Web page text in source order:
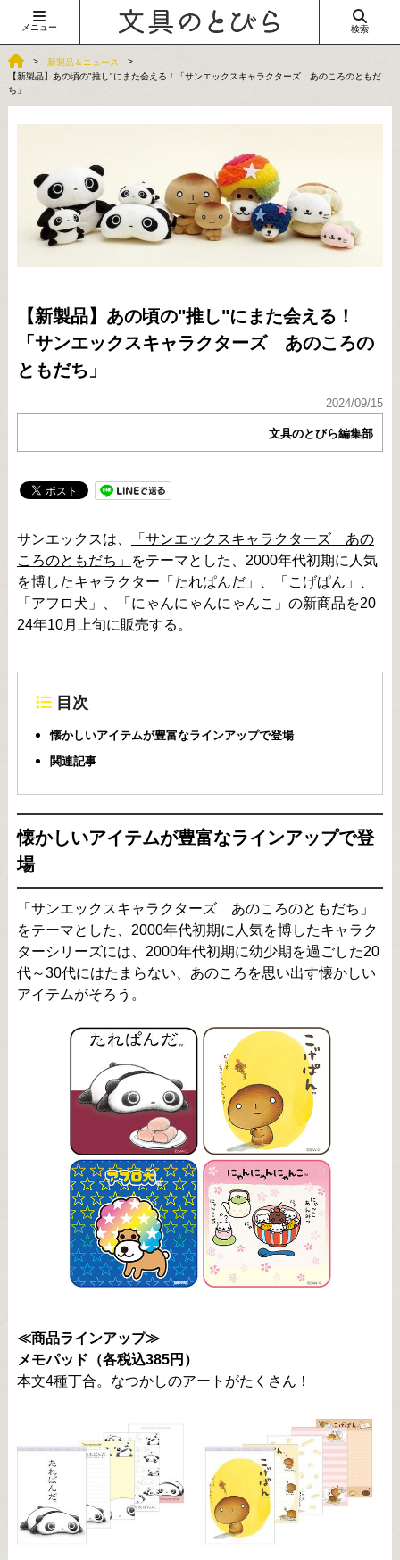
メニュー 検索
新製品＆ニュース
【新製品】あの頃の"推し"にまた会える！「サンエックスキャラクターズ あのころのともだ
ち」
【新製品】あの頃の"推し"にまた会える！
「サンエックスキャラクターズ あのころの
ともだち」
2024/09/15
文具のとびら編集部
サンエックスは、
「サンエックスキャラクターズ あの
ころのともだち」
をテーマとした、2000年代初期に人気
を博したキャラクター「たれぱんだ」、「こげぱん」、
「アフロ犬」、「にゃんにゃんにゃんこ」の新商品を20
24年10月上旬に販売する。
目次
懐かしいアイテムが豊富なラインアップで登場
関連記事
懐かしいアイテムが豊富なラインアップで登
場
「サンエックスキャラクターズ あのころのともだち」
をテーマとした、2000年代初期に人気を博したキャラク
ターシリーズには、2000年代初期に幼少期を過ごした20
代～30代にはたまらない、あのころを思い出す懐かしい
アイテムがそろう。
≪商品ラインアップ≫
メモパッド（各税込385円）
本文4種丁合。なつかしのアートがたくさん！